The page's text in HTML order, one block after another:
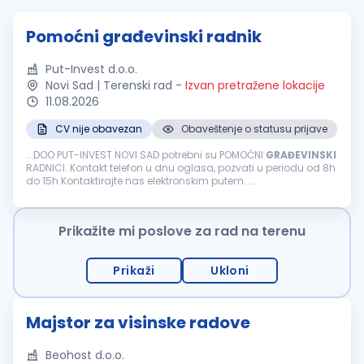
Pomoćni građevinski radnik
Put-Invest d.o.o.
Novi Sad | Terenski rad - Izvan pretražene lokacije
11.08.2026
CV nije obavezan
Obaveštenje o statusu prijave
...DOO PUT-INVEST NOVI SAD potrebni su POMOĆNI GRAĐEVINSKI
RADNICI. Kontakt telefon u dnu oglasa, pozvati u periodu od 8h
do 15h Kontaktirajte nas elektronskim putem. ...
Prikažite mi poslove za rad na terenu
Prikaži Ukloni
Majstor za visinske radove
Beohost d.o.o.